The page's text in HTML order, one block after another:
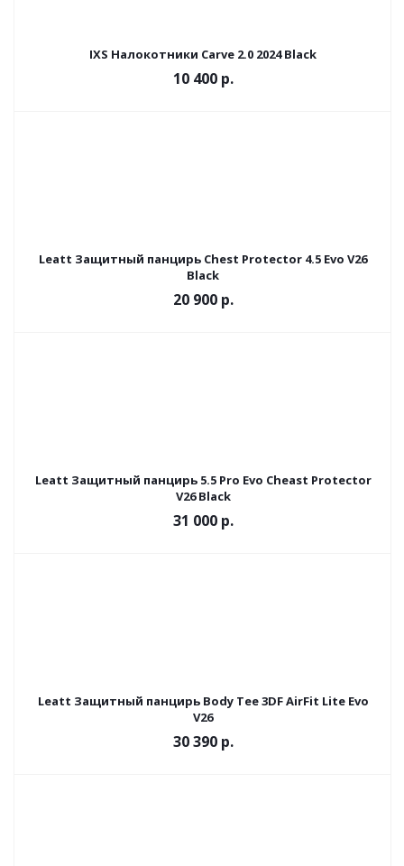
IXS Налокотники Carve 2.0 2024 Black
10 400 р.
Leatt Защитный панцирь Chest Protector 4.5 Evo V26
Black
20 900 р.
Leatt Защитный панцирь 5.5 Pro Evo Cheast Protector
V26 Black
31 000 р.
Leatt Защитный панцирь Body Tee 3DF AirFit Lite Evo
V26
30 390 р.